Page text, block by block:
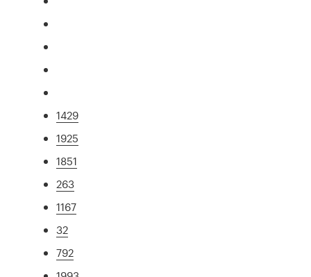
1429
1925
1851
263
1167
32
792